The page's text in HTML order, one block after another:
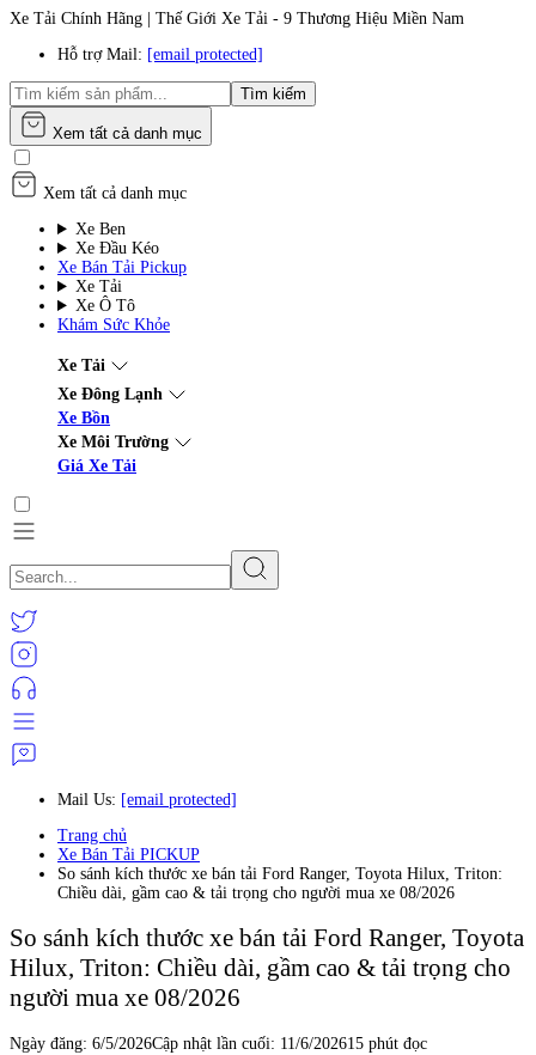
Xe Tải Chính Hãng | Thế Giới Xe Tải - 9 Thương Hiệu Miền Nam
Hỗ trợ Mail: [email protected]
Tìm kiếm
Xem tất cả danh mục
Xem tất cả danh mục
Xe Ben
Xe Đầu Kéo
Xe Bán Tải Pickup
Xe Tải
Xe Ô Tô
Khám Sức Khỏe
Xe Tải
Xe Đông Lạnh
Xe Bồn
Xe Môi Trường
Giá Xe Tải
Mail Us: [email protected]
Trang chủ
Xe Bán Tải PICKUP
So sánh kích thước xe bán tải Ford Ranger, Toyota Hilux, Triton:
Chiều dài, gầm cao & tải trọng cho người mua xe 08/2026
So sánh kích thước xe bán tải Ford Ranger, Toyota
Hilux, Triton: Chiều dài, gầm cao & tải trọng cho
người mua xe 08/2026
Ngày đăng: 6/5/2026Cập nhật lần cuối: 11/6/202615 phút đọc